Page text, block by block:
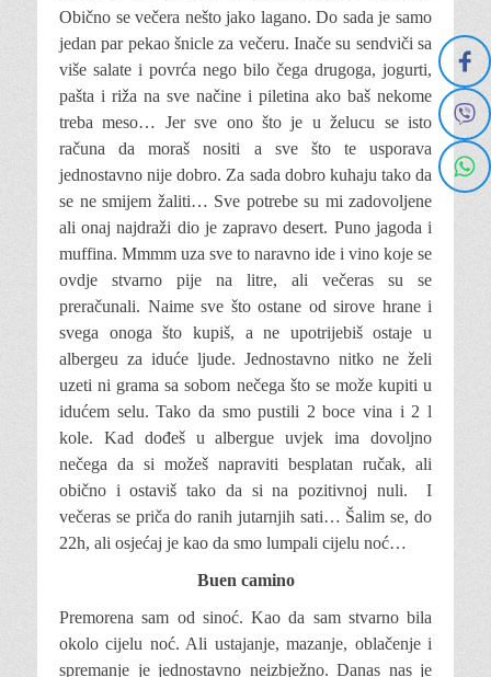
Obično se večera nešto jako lagano. Do sada je samo
jedan par pekao šnicle za večeru. Inače su sendviči sa
više salate i povrća nego bilo čega drugoga, jogurti,
pašta i riža na sve načine i piletina ako baš nekome
treba meso… Jer sve ono što je u želucu se isto
računa da moraš nositi a sve što te usporava
jednostavno nije dobro. Za sada dobro kuhaju tako da
se ne smijem žaliti… Sve potrebe su mi zadovoljene
ali onaj najdraži dio je zapravo desert. Puno jagoda i
muffina. Mmmm uza sve to naravno ide i vino koje se
ovdje stvarno pije na litre, ali večeras su se
preračunali. Naime sve što ostane od sirove hrane i
svega onoga što kupiš, a ne upotrijebiš ostaje u
albergeu za iduće ljude. Jednostavno nitko ne želi
uzeti ni grama sa sobom nečega što se može kupiti u
idućem selu. Tako da smo pustili 2 boce vina i 2 l
kole. Kad dođeš u albergue uvjek ima dovoljno
nečega da si možeš napraviti besplatan ručak, ali
obično i ostaviš tako da si na pozitivnoj nuli. I
večeras se priča do ranih jutarnjih sati… Šalim se, do
22h, ali osjećaj je kao da smo lumpali cijelu noć…
Buen camino
Premorena sam od sinoć. Kao da sam stvarno bila
okolo cijelu noć. Ali ustajanje, mazanje, oblačenje i
spremanje je jednostavno neizbježno. Danas nas je